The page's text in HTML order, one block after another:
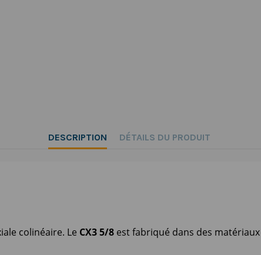
DESCRIPTION DÉTAILS DU PRODUIT
colinéaire. Le CX3 5/8est fabriqué dans des